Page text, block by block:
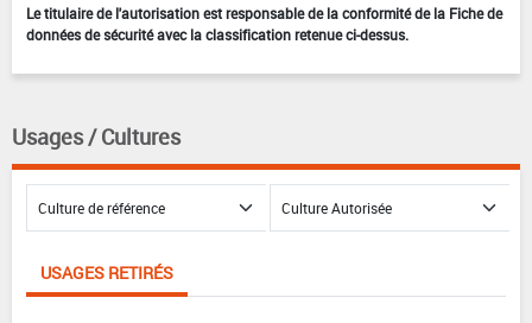
Le titulaire de l'autorisation est responsable de la conformité de la Fiche de
données de sécurité avec la classification retenue ci-dessus.
Usages / Cultures
USAGES RETIRÉS